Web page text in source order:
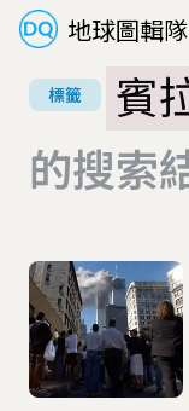
地球圖輯隊
標籤
賓
的搜索